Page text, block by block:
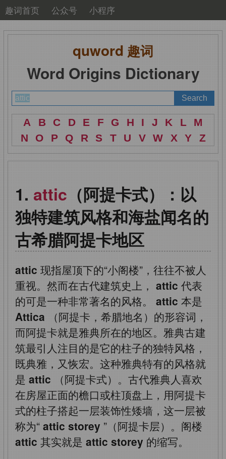
趣词首页 公众号 小程序
quword 趣词
Word Origins Dictionary
A B C D E F G H I J K L
M
N
O P Q R S T U V W X Y Z
attic （阿提卡式）：以
独特建筑风格和海盐闻名的
古希腊阿提卡地区
attic 现指屋顶下的“小阁楼”，往往不被人
重视。然而在古代建筑史上， attic 代表
的可是一种非常著名的风格。 attic 本是
Attica （阿提卡，希腊地名）的形容词，
而阿提卡就是雅典所在的地区。雅典古建
筑最引人注目的是它的柱子的独特风格，
既典雅，又恢宏。这种雅典特有的风格就
是 attic （阿提卡式）。古代雅典人喜欢
在房屋正面的檐口或柱顶盘上，用阿提卡
式的柱子搭起一层装饰性矮墙，这一层被
称为“ attic storey ”（阿提卡层）。阁楼
attic 其实就是 attic storey 的缩写。